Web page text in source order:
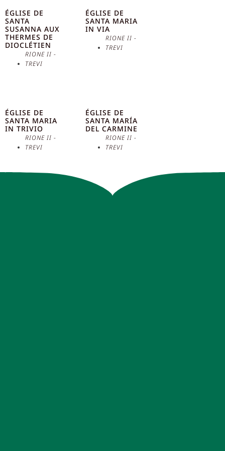
ÉGLISE DE
SANTA
SUSANNA AUX
THERMES DE
DIOCLÉTIEN
RIONE II -
TREVI
ÉGLISE DE
SANTA MARIA
IN VIA
RIONE II -
TREVI
ÉGLISE DE
SANTA MARIA
IN TRIVIO
RIONE II -
TREVI
ÉGLISE DE
SANTA MARÍA
DEL CARMINE
RIONE II -
TREVI